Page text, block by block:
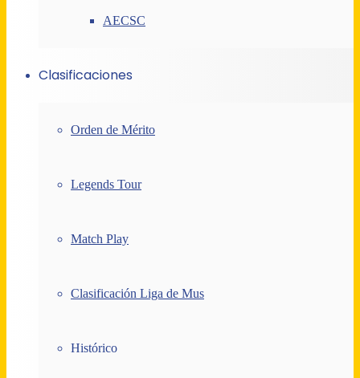
AECSC
Clasificaciones
Orden de Mérito
Legends Tour
Match Play
Clasificación Liga de Mus
Histórico